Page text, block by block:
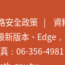
安全政策 資
新版本、Edge
：06-356-4981